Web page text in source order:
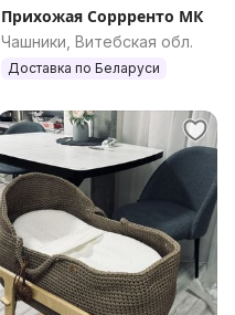
Прихожая Соррренто МК
Чашники, Витебская обл.
Доставка по Беларуси